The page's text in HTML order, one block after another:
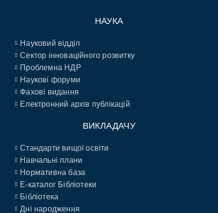
НАУКА
Науковий відділ
Сектор інноваційного розвитку
Проблемна НДР
Наукові форуми
Фахові видання
Електронний архів публікацій
ВИКЛАДАЧУ
Стандарти вищої освіти
Навчальні плани
Нормативна база
E-каталог Бібліотеки
Бібліотека
Дні народження